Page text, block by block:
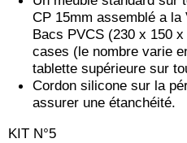
CP 15mm assemblé a
Bacs PVCS (230 x 150
cases (le nombre varie
tablette supérieure sur
Cordon silicone sur la
assurer une étanchéité.
KIT N°5